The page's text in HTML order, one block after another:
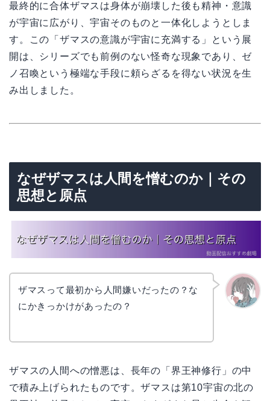
最終的に合体ザマスは身体が崩壊した後も精神・意識
が宇宙に広がり、宇宙そのものと一体化しようとしま
す。この「ザマスの意識が宇宙に充満する」という展
開は、シリーズでも前例のない怪奇な現象であり、ゼ
ノ召喚という極端な手段に頼らざるを得ない状況を生
み出しました。
なぜザマスは人間を憎むのか｜その
思想と原点
ザマスって最初から人間嫌いだったの？な
にかきっかけがあったの？
ザマスの人間への憎悪は、長年の「界王神修行」の中
で積み上げられたものです。ザマスは第10宇宙の北の